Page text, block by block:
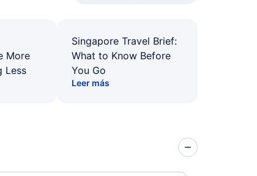
More
Less
Singapore Travel Brief:
What to Know Before
You Go
Leer más